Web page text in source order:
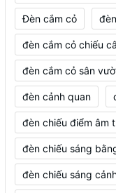
Đèn cắm cỏ
đèn cắm cỏ chiếu
đèn cắm cỏ sân
đèn cảnh quan
đèn chiếu điểm âm
đèn chiếu sáng
đèn chiếu sáng